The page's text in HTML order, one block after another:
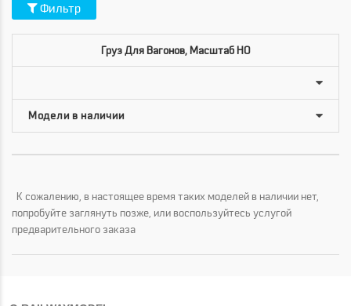
Фильтр
Груз Для Вагонов, Масштаб HO
К сожалению, в настоящее время таких моделей в наличии нет,
попробуйте заглянуть позже, или воспользуйтесь услугой
предварительного заказа